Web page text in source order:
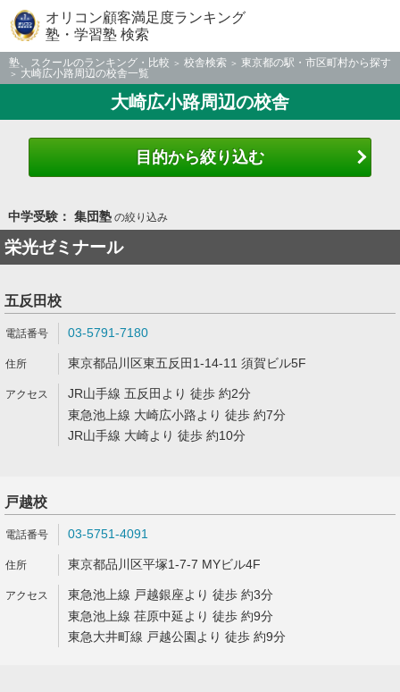
オリコン顧客満足度ランキング
塾・学習塾 検索
塾、スクールのランキング・比較 校舎検索
東京都の駅・市区町村から探す
大崎広小路周辺の校舎一覧
大崎広小路周辺の校舎
目的から絞り込む
中学受験： 集団塾の絞り込み
栄光ゼミナール
五反田校
03-5791-7180
東京都品川区東五反田1-14-11 須賀ビル5F
JR山手線 五反田より 徒歩 約2分
東急池上線 大崎広小路より 徒歩 約7分
JR山手線 大崎より 徒歩 約10分
戸越校
03-5751-4091
東京都品川区平塚1-7-7 MYビル4F
東急池上線 戸越銀座より 徒歩 約3分
東急池上線 荏原中延より 徒歩 約9分
東急大井町線 戸越公園より 徒歩 約9分